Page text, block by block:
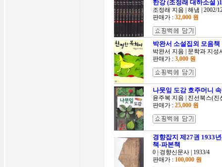
한강 (조정래 대하소설
조정래 지음 | 해냄 | 2002/
판매가 : 32,000 원
박완서 소설집외 모음책
박완서 지음 | 문학과 지성
판매가 : 3,000 원
나뭇잎 도감 호주머니
윤주복 지음 | 진선북스(진
판매가 : 25,000 원
경향잡지 제27권 1933
책-파본책
0 | 경향신문사 | 1933/4
판매가 : 100,000 원